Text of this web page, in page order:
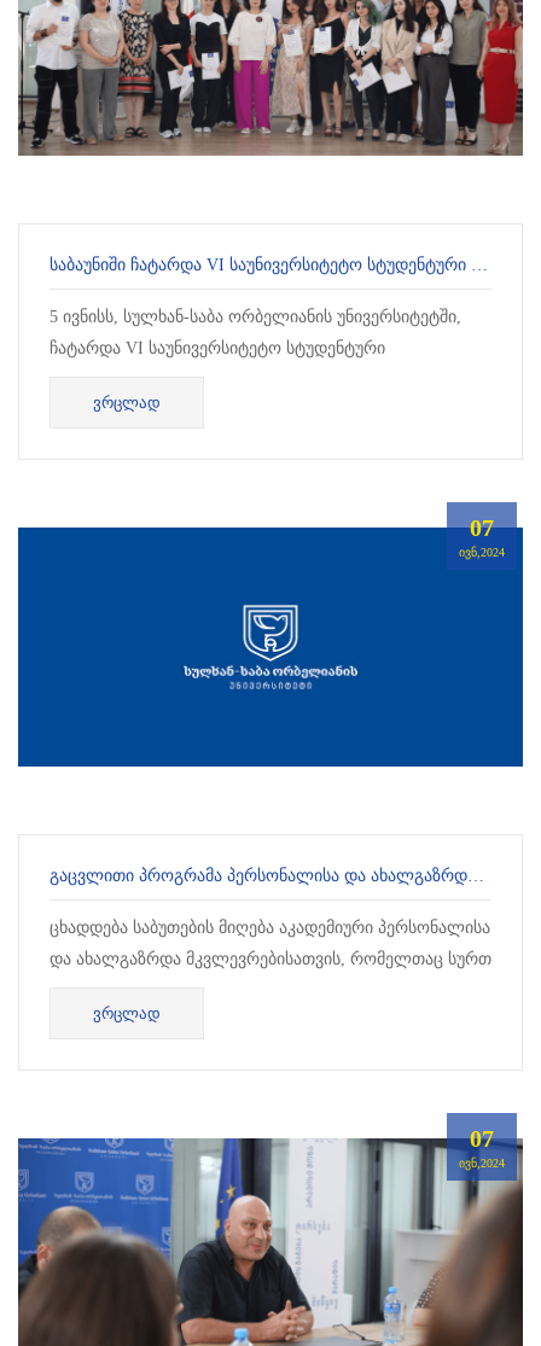
ᲡᲐᲑᲐᲣᲜᲘᲨᲘ ᲩᲐᲢᲐᲠᲓᲐ VI ᲡᲐᲣᲜᲘᲕᲔᲠᲡᲘᲢᲔᲢᲝ ᲡᲢᲣᲓᲔᲜᲢᲣᲠᲘ ᲙᲝᲜᲤᲔᲠᲔᲜᲪᲘᲐ ᲰᲣᲛᲐᲜᲘᲢᲐᲠᲣᲚᲘ, ᲡᲝᲪᲘᲐᲚᲣᲠᲘ ᲓᲐ ᲞᲝᲚᲘᲢᲘᲙᲘᲡ ᲛᲔᲪᲜᲘᲔᲠᲔᲑᲔᲑᲘᲡ ᲛᲘᲛᲐᲠᲗᲣᲚᲔᲑᲘᲗ
5 ივნისს, სულხან-საბა ორბელიანის უნივერსიტეტში,
ჩატარდა VI საუნივერსიტეტო სტუდენტური
კონფერენცია. კონფერენციაში საბაუნის სტუდენტებთან
ერთად...ᲕᲠᲪᲚᲐᲓ
07
ᲘᲕᲜ,2024
ᲒᲐᲪᲕᲚᲘᲗᲘ ᲞᲠᲝᲒᲠᲐᲛᲐ ᲞᲔᲠᲡᲝᲜᲐᲚᲘᲡᲐ ᲓᲐ ᲐᲮᲐᲚᲒᲐᲖᲠᲓᲐ ᲛᲙᲕᲚᲔᲕᲠᲔᲑᲘᲡᲗᲕᲘᲡ
ცხადდება საბუთების მიღება აკადემიური პერსონალისა
და ახალგაზრდა მკვლევრებისათვის, რომელთაც სურთ
მოკლე ვადიანი მობილობით სასწავლო და კვლევითი
საქმიანობა განახორციელ...
ᲕᲠᲪᲚᲐᲓ
07
ᲘᲕᲜ,2024